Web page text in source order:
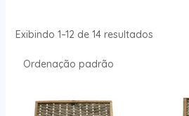
Exibindo 1–12 de 14 resultados